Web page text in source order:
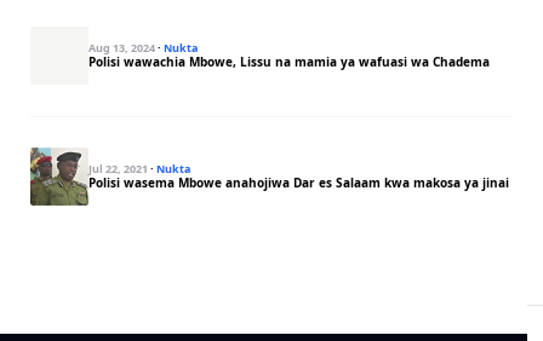
Aug 13, 2024· Nukta
Polisi wawachia Mbowe, Lissu na mamia ya wafuasi wa Chadema
Jul 22, 2021 · Nukta
Polisi wasema Mbowe anahojiwa Dar es Salaam kwa makosa ya jinai